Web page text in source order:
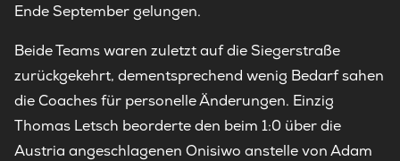
Ende September gelungen.
Beide Teams waren zuletzt auf die Siegerstraße
zurückgekehrt, dementsprechend wenig Bedarf sahen
die Coaches für personelle Änderungen. Einzig
Thomas Letsch beorderte den beim 1:0 über die
Austria angeschlagenen Onisiwo anstelle von Adam